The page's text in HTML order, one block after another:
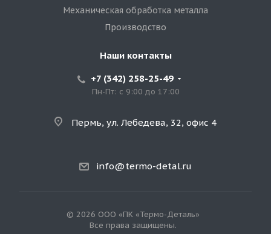
Механическая обработка металла
Производство
Наши контакты
+7 (342) 258-25-49
Пн-Пт: с 9:00 до 17:00
Пермь, ул. Лебедева, 32, офис 4
info@termo-detal.ru
© 2026 ООО «ПК «Термо-Деталь»
Все права защищены.